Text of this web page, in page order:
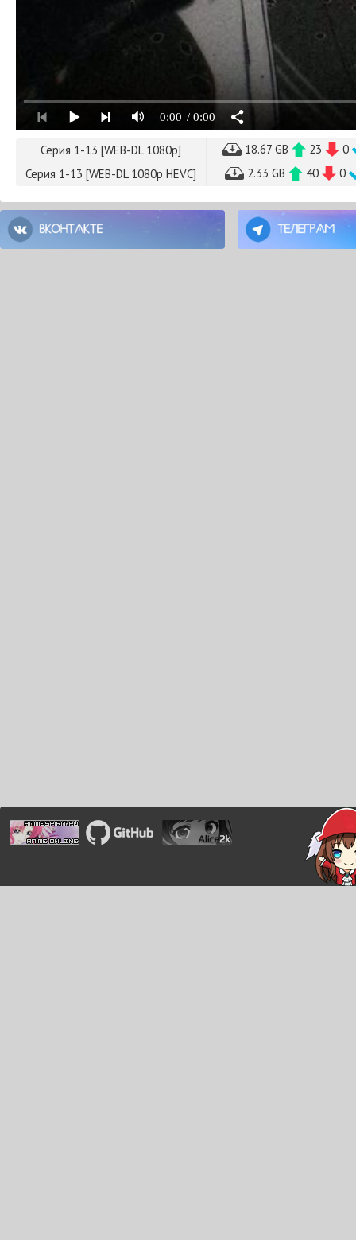
0:00 / 0:00
Серия 1-13 [WEB-DL 1080p] 18.67 GB 23
0
Серия 1-13 [WEB-DL 1080p HEVC]
2.33 GB 40 0